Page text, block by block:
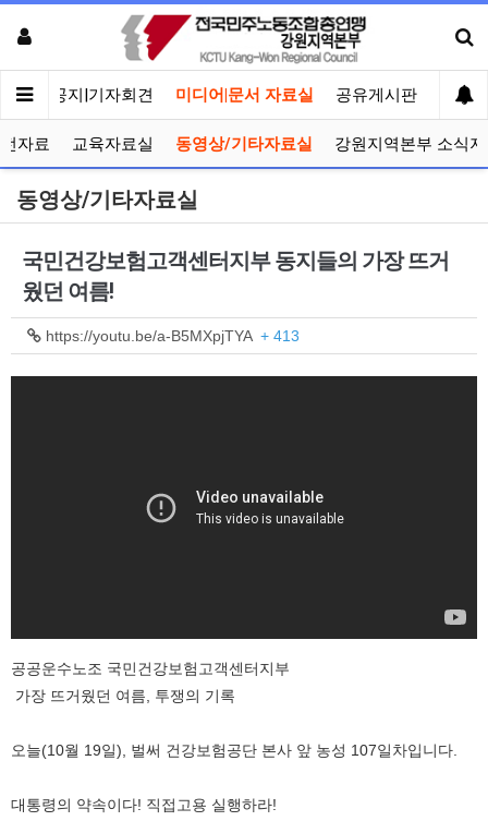
인 공지|기자회견 미디어|문서 자료실 공유게시판 선거
자료 교육자료실 동영상/기타자료실 강원지역본부 소식지
동영상/기타자료실
국민건강보험고객센터지부 동지들의 가장 뜨거
웠던 여름!
https://youtu.be/a-B5MXpjTYA + 413
공공운수노조 국민건강보험고객센터지부
가장 뜨거웠던 여름, 투쟁의 기록
오늘(10월 19일), 벌써 건강보험공단 본사 앞 농성 107일차입니다.
대통령의 약속이다! 직접고용 실행하라!